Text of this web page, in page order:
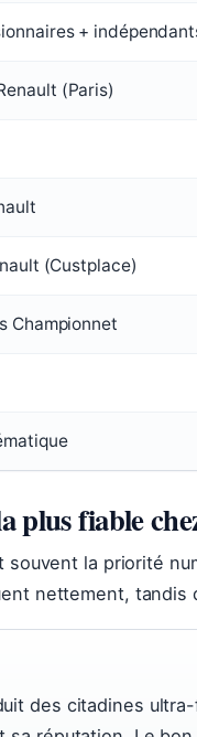
+
(Paris)
(Custplace)
Championnet
plus fiable
la priorité
nettement, tandis
des citadines